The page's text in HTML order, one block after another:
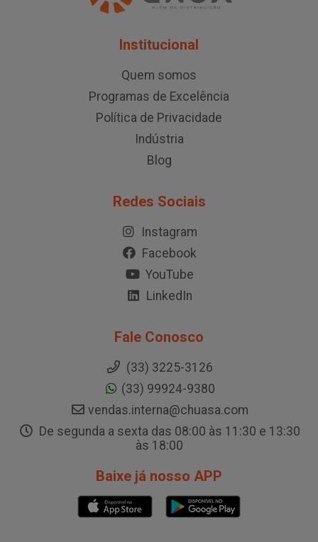
Institucional
Quem somos
Programas de Excelência
Política de Privacidade
Indústria
Blog
Redes Sociais
Instagram
Facebook
YouTube
LinkedIn
Fale Conosco
(33) 3225-3126
(33) 99924-9380
vendas.interna@chuasa.com
De segunda a sexta das 08:00 às 11:30 e 13:30
às 18:00
Baixe já nosso APP